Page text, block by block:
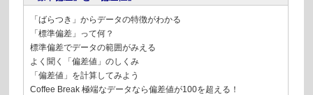
「ばらつき」からデータの特徴がわかる
「標準偏差」って何？
標準偏差でデータの範囲がみえる
よく聞く「偏差値」のしくみ
「偏差値」を計算してみよう
Coffee Break 極端なデータなら偏差値が100を超える！